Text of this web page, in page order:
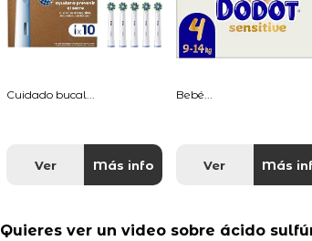
Cuidado bucal...
Ver Más info
Bebé...
Ver Más
Quieres ver un video sobre ácido